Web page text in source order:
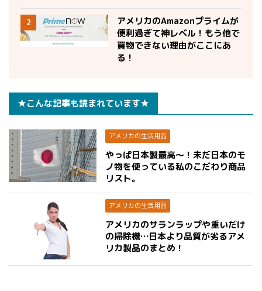
2
アメリカのAmazonプライムが
便利過ぎて神レベル！もう他で
買物できない理由がここにあ
る！
★こんな記事も読まれています★
アメリカの生活用品
やっぱ日本製最高〜！未だ日本のモ
ノ物を使っている私のこだわり商品
リスト。
アメリカの生活用品
アメリカのサランラップや重いだけ
の掃除機…日本より品質が劣るアメ
リカ製品のまとめ！